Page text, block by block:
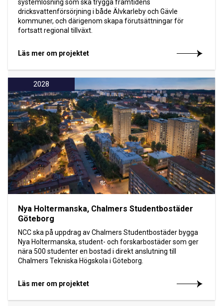
systemlösning som ska trygga framtidens
dricksvattenförsörjning i både Älvkarleby och Gävle
kommuner, och därigenom skapa förutsättningar för
fortsatt regional tillväxt.
Läs mer om projektet
2028
Nya Holtermanska, Chalmers Studentbostäder
Göteborg
NCC ska på uppdrag av Chalmers Studentbostäder bygga
Nya Holtermanska, student- och forskarbostäder som ger
nära 500 studenter en bostad i direkt anslutning till
Chalmers Tekniska Högskola i Göteborg.
Läs mer om projektet